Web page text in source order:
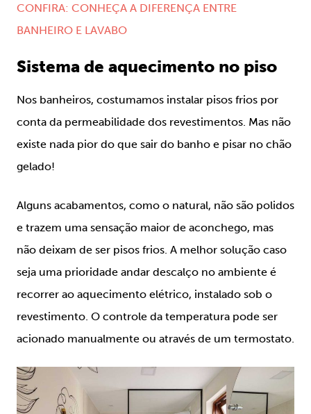
CONFIRA: CONHEÇA A DIFERENÇA ENTRE
BANHEIRO E LAVABO
Sistema de aquecimento no piso
Nos banheiros, costumamos instalar pisos frios por
conta da permeabilidade dos revestimentos. Mas não
existe nada pior do que sair do banho e pisar no chão
gelado!
Alguns acabamentos, como o natural, não são polidos
e trazem uma sensação maior de aconchego, mas
não deixam de ser pisos frios. A melhor solução caso
seja uma prioridade andar descalço no ambiente é
recorrer ao aquecimento elétrico, instalado sob o
revestimento. O controle da temperatura pode ser
acionado manualmente ou através de um termostato.